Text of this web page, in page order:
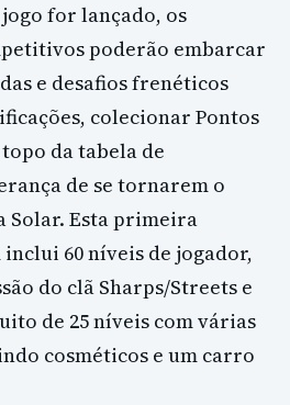
for lançado, os
poderão embarcar
e desafios frenéticos
colecionar Pontos
da tabela de
de se tornarem o
Solar. Esta primeira
60 níveis de jogador,
do clã Sharps/Streets e
de 25 níveis com várias
cosméticos e um carro